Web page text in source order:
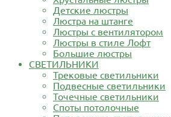
Детские люстры
Люстра на штанге
Люстры с вентилятором
Люстры в стиле Лофт
Большие люстры
СВЕТИЛЬНИКИ
Трековые светильники
Подвесные светильники
Точечные светильники
Споты потолочные